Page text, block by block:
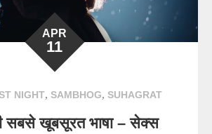
APR
11
NIGHT, SAMBHOG, SUHAGRAT
सबसे खूबसूरत भाषा – सेक्स